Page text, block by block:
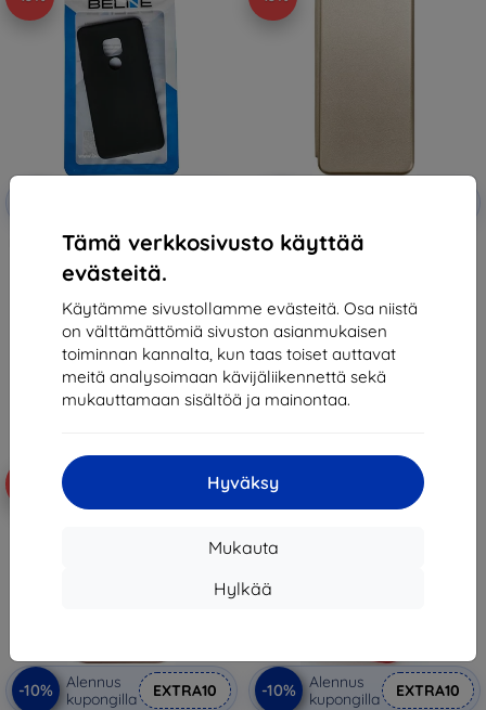
Tämä verkkosivusto käyttää
evästeitä.
Käytämme sivustollamme evästeitä. Osa niistä
on välttämättömiä sivuston asianmukaisen
toiminnan kannalta, kun taas toiset auttavat
meitä analysoimaan kävijäliikennettä sekä
mukauttamaan sisältöä ja mainontaa.
Hyväksy
Mukauta
Hylkää
Beline Case Candy Xiaomi Redmi
10C black
10,90 €
9,81 €
Varastossa > 5 kpl
Beline Book Case Magnetic
Xiaomi Redmi 10C gold
9,81 €
Varastossa > 5 kpl
-10%
Alennus
kupongilla
EXTRA10
-10%
-10%
Alennus
kupongilla
EXTRA10